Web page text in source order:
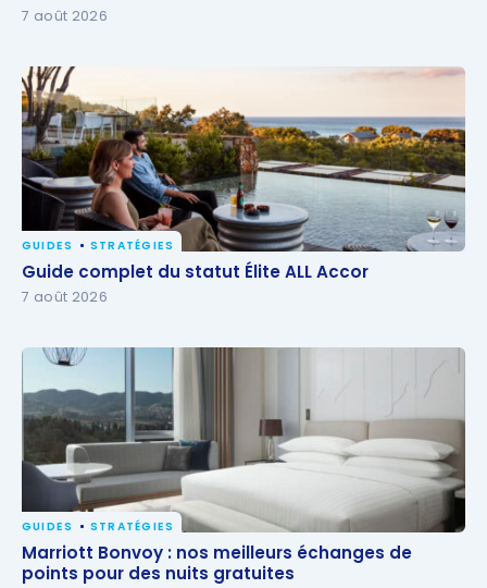
7 août 2026
Guide complet du statut Élite ALL Accor
GUIDES STRATÉGIES
Guide complet du statut Élite ALL Accor
7 août 2026
Marriott Bonvoy : nos meilleurs échanges de points
pour des nuits gratuites
GUIDES STRATÉGIES
Marriott Bonvoy : nos meilleurs échanges de
points pour des nuits gratuites